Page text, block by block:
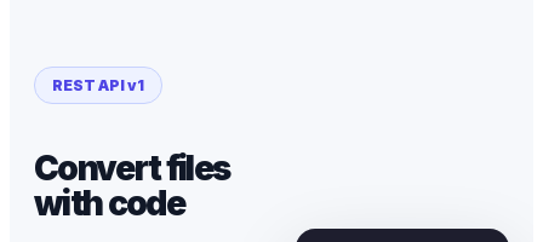
REST API v1
Convert files
with code